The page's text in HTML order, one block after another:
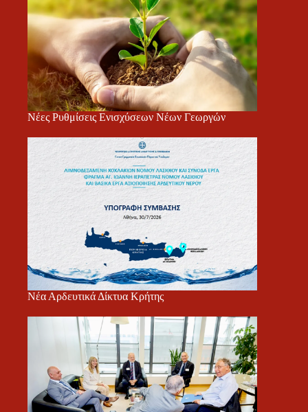
Νέες Ρυθμίσεις Ενισχύσεων Νέων Γεωργών
Νέα Αρδευτικά Δίκτυα Κρήτης